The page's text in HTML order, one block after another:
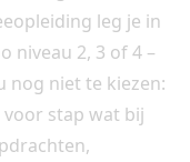
leg je in
niveau 2, 3 of 4 –
nog niet te kiezen:
stap wat bij